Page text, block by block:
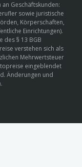
Geschäftskunden:
sowie juristische
Körperschaften,
Einrichtungen).
des § 13 BGB
verstehen sich als
Mehrwertsteuer
eingeblendet
Änderungen und